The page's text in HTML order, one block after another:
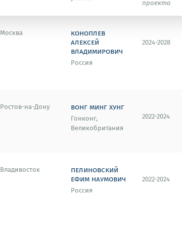
проекта
Москва
коноплев
алексей
владимирович
Россия
2024-2028
Ростов-на-Дону вонг минг хунг
Гонконг,
Великобритания
2022-2024
Владивосток
пелиновский
ефим наумович
Россия
2022-2024